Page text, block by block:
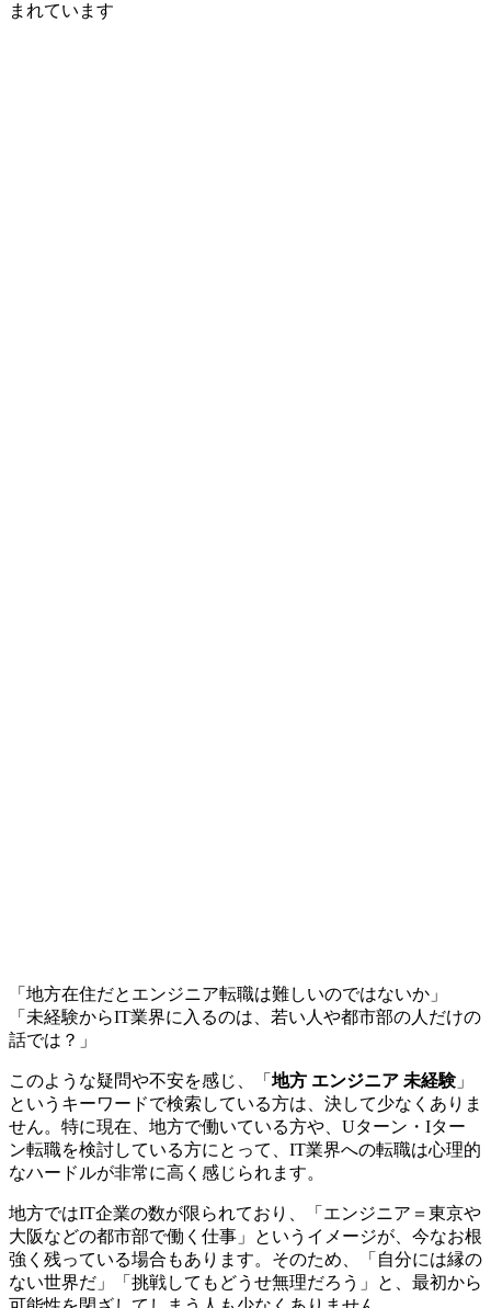
まれています
「地方在住だとエンジニア転職は難しいのではないか」
「未経験からIT業界に入るのは、若い人や都市部の人だけの
話では？」
このような疑問や不安を感じ、「 地方 エンジニア 未経験」
というキーワードで検索している方は、決して少なくありま
せん。特に現在、地方で働いている方や、Uターン・Iター
ン転職を検討している方にとって、IT業界への転職は心理的
なハードルが非常に高く感じられます。
地方ではIT企業の数が限られており、「エンジニア＝東京や
大阪などの都市部で働く仕事」というイメージが、今なお根
強く残っている場合もあります。そのため、「自分には縁の
ない世界だ」「挑戦してもどうせ無理だろう」と、最初から